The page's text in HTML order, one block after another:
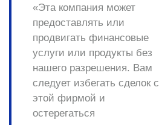
«Эта компания может
предоставлять или
продвигать финансовые
услуги или продукты без
нашего разрешения. Вам
следует избегать сделок с
этой фирмой и
остерегаться